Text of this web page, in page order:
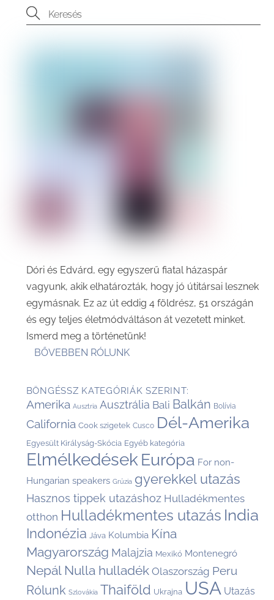
Dóri és Edvárd, egy egyszerű fiatal házaspár
vagyunk, akik elhatározták, hogy jó útitársai lesznek
egymásnak. Ez az út eddig 4 földrész, 51 országán
és egy teljes életmódváltáson át vezetett minket.
Ismerd meg a történetünk!
BŐVEBBEN RÓLUNK
BÖNGÉSSZ KATEGÓRIÁK SZERINT:
Amerika Ausztria Ausztrália Bali Balkán Bolívia
California Cook szigetek Cusco Dél-Amerika
Egyesült Királyság-Skócia Egyéb kategória
Elmélkedések Európa For non-
Hungarian speakers Grúzia gyerekkel utazás
Hasznos tippek utazáshoz Hulladékmentes
otthon Hulladékmentes utazás India
Indonézia Jáva Kolumbia Kína
Magyarország Malajzia Mexikó Montenegró
Nepál Nulla hulladék Olaszország Peru
Rólunk Szlovákia Thaiföld Ukrajna USA Utazás